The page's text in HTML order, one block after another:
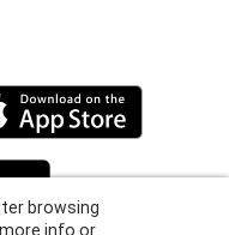
browsing
info or